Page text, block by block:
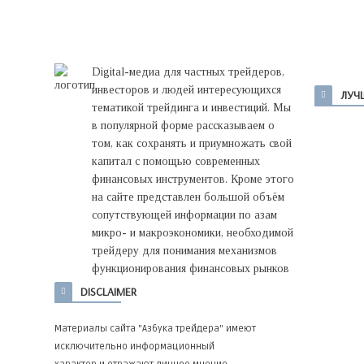
Digital-медиа для частных трейдеров,
инвесторов и людей интересующихся
тематикой трейдинга и инвестиций. Мы
в популярной форме рассказываем о
том, как сохранять и приумножать свой
капитал с помощью современных
финансовых инструментов. Кроме этого
на сайте представлен большой объём
сопутствующей информации по азам
микро- и макроэкономики, необходимой
трейдеру для понимания механизмов
функционирования финансовых рынков
DISCLAIMER
Материалы сайта "Азбука трейдера" имеют
исключительно информационный